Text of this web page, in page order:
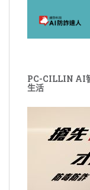
PC-CILLIN AI
生活